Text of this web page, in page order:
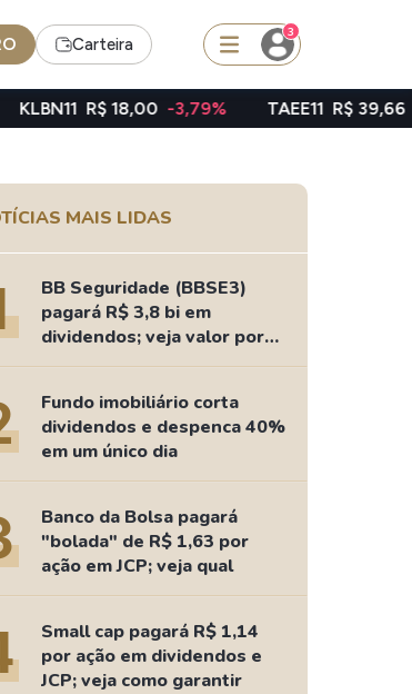
Carteira
3
TRXF11
Ideias
Agenda de Dividendos
Radar do Dividendo Inteligente
As Ações Mais Buscadas
Guia do Iniciante
-3,79% TAEE11 R$ 39,66 -1,00%
MAIS LIDAS
BB Seguridade (BBSE3)
pagará R$ 3,8 bi em
dividendos; veja valor por
ação
Fundo imobiliário corta
dividendos e despenca 40%
em um único dia
Banco da Bolsa pagará
"bolada" de R$ 1,63 por
ação em JCP; veja qual
Small cap pagará R$ 1,14
por ação em dividendos e
JCP; veja como garantir